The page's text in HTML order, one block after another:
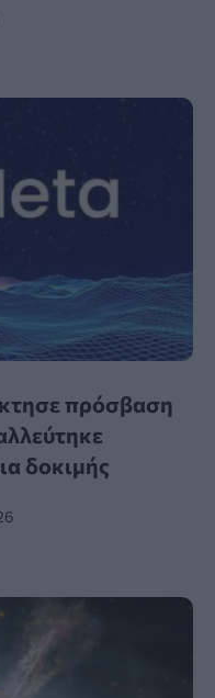
πρόσβαση
δοκιμής